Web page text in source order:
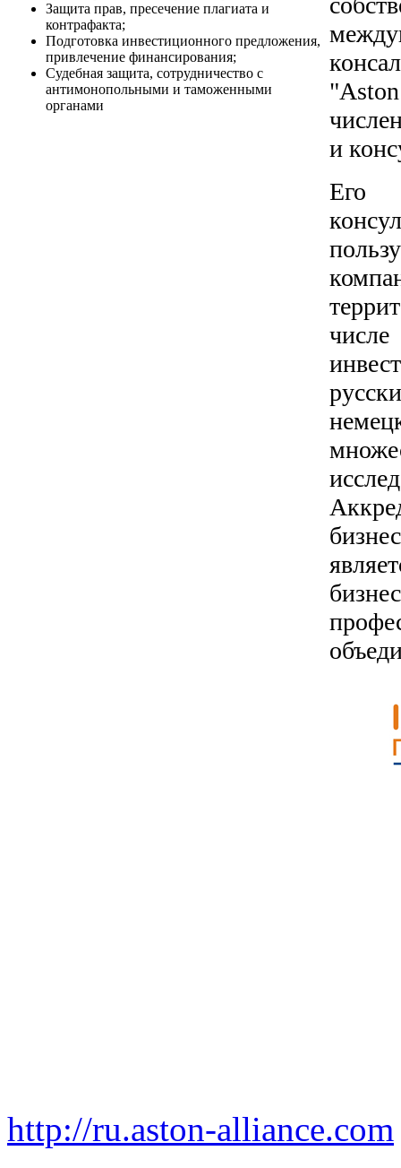
Защита прав, пресечение плагиата и
контрафакта;
Подготовка инвестиционного предложения,
привлечение финансирования;
Судебная защита, сотрудничество с
антимонопольными и таможенными
органами
и
http://ru.aston-alliance.com